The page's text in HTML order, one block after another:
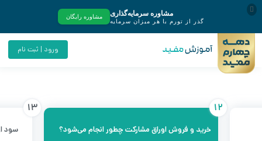
ورود | ثبت نام
12
خرید و فروش اوراق مشارکت چطور انجام می‌شود؟
13
سود